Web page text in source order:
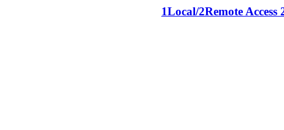
1Local/2Remote